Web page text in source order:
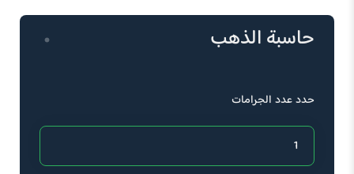
حاسبة الذهب
حدد عدد الجرامات